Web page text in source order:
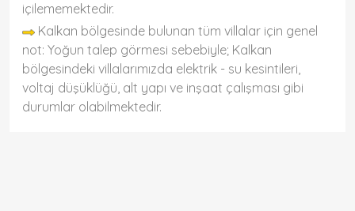
içilememektedir.
Kalkan bölgesinde bulunan tüm villalar için genel
not: Yoğun talep görmesi sebebiyle; Kalkan
bölgesindeki villalarımızda elektrik - su kesintileri,
voltaj düşüklüğü, alt yapı ve inşaat çalışması gibi
durumlar olabilmektedir.